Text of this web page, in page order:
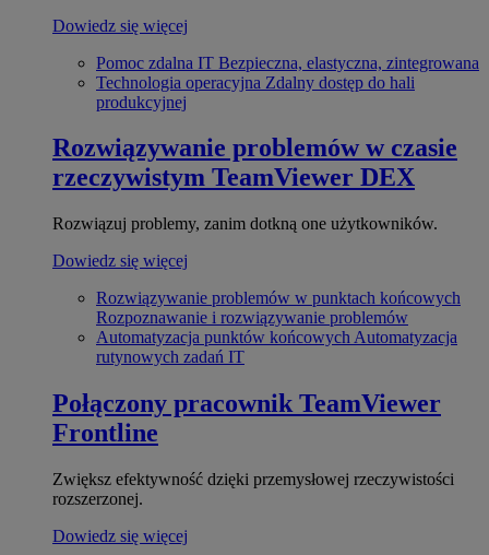
Dowiedz się więcej
Pomoc zdalna IT Bezpieczna, elastyczna, zintegrowana
Technologia operacyjna Zdalny dostęp do hali
produkcyjnej
Rozwiązywanie problemów w czasie
rzeczywistym TeamViewer DEX
Rozwiązuj problemy, zanim dotkną one użytkowników.
Dowiedz się więcej
Rozwiązywanie problemów w punktach końcowych
Rozpoznawanie i rozwiązywanie problemów
Automatyzacja punktów końcowych Automatyzacja
rutynowych zadań IT
Połączony pracownik TeamViewer
Frontline
Zwiększ efektywność dzięki przemysłowej rzeczywistości
rozszerzonej.
Dowiedz się więcej